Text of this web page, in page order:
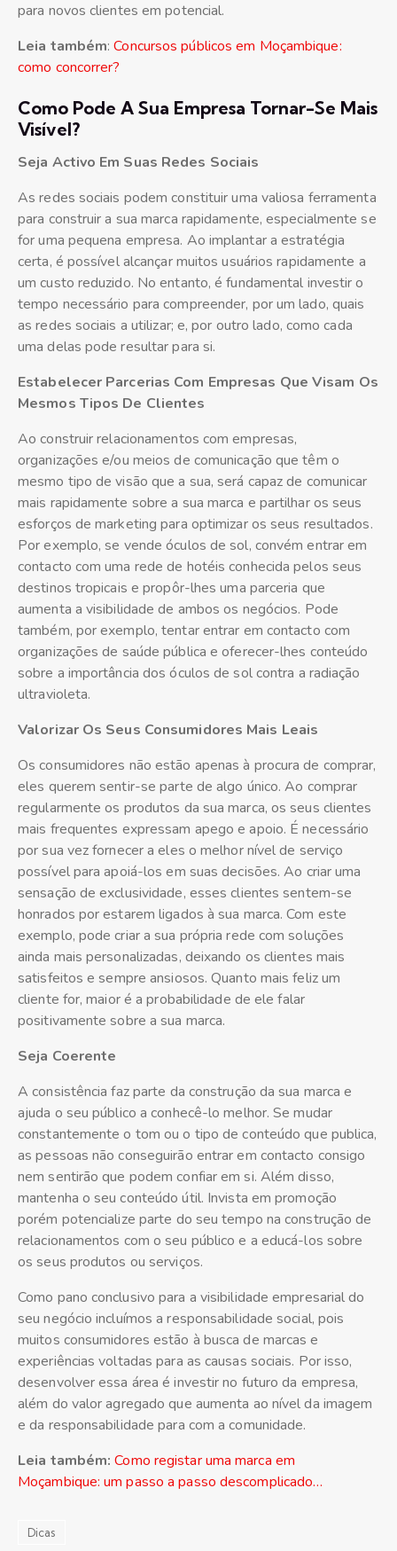
para novos clientes em potencial.
Leia também:Concursos públicos em Moçambique:
como concorrer?
Como Pode A Sua Empresa Tornar-Se Mais
Visível?
Seja Activo Em Suas Redes Sociais
As redes sociais podem constituir uma valiosa ferramenta
para construir a sua marca rapidamente, especialmente se
for uma pequena empresa. Ao implantar a estratégia
certa, é possível alcançar muitos usuários rapidamente a
um custo reduzido. No entanto, é fundamental investir o
tempo necessário para compreender, por um lado, quais
as redes sociais a utilizar; e, por outro lado, como cada
uma delas pode resultar para si.
Estabelecer Parcerias Com Empresas Que Visam Os
Mesmos Tipos De Clientes
Ao construir relacionamentos com empresas,
organizações e/ou meios de comunicação que têm o
mesmo tipo de visão que a sua, será capaz de comunicar
mais rapidamente sobre a sua marca e partilhar os seus
esforços de marketing para optimizar os seus resultados.
Por exemplo, se vende óculos de sol, convém entrar em
contacto com uma rede de hotéis conhecida pelos seus
destinos tropicais e propôr-lhes uma parceria que
aumenta a visibilidade de ambos os negócios. Pode
também, por exemplo, tentar entrar em contacto com
organizações de saúde pública e oferecer-lhes conteúdo
sobre a importância dos óculos de sol contra a radiação
ultravioleta.
Valorizar Os Seus Consumidores Mais Leais
Os consumidores não estão apenas à procura de comprar,
eles querem sentir-se parte de algo único. Ao comprar
regularmente os produtos da sua marca, os seus clientes
mais frequentes expressam apego e apoio. É necessário
por sua vez fornecer a eles o melhor nível de serviço
possível para apoiá-los em suas decisões. Ao criar uma
sensação de exclusividade, esses clientes sentem-se
honrados por estarem ligados à sua marca. Com este
exemplo, pode criar a sua própria rede com soluções
ainda mais personalizadas, deixando os clientes mais
satisfeitos e sempre ansiosos. Quanto mais feliz um
cliente for, maior é a probabilidade de ele falar
positivamente sobre a sua marca.
Seja Coerente
A consistência faz parte da construção da sua marca e
ajuda o seu público a conhecê-lo melhor. Se mudar
constantemente o tom ou o tipo de conteúdo que publica,
as pessoas não conseguirão entrar em contacto consigo
nem sentirão que podem confiar em si. Além disso,
mantenha o seu conteúdo útil. Invista em promoção
porém potencialize parte do seu tempo na construção de
relacionamentos com o seu público e a educá-los sobre
os seus produtos ou serviços.
Como pano conclusivo para a visibilidade empresarial do
seu negócio incluímos a responsabilidade social, pois
muitos consumidores estão à busca de marcas e
experiências voltadas para as causas sociais. Por isso,
desenvolver essa área é investir no futuro da empresa,
além do valor agregado que aumenta ao nível da imagem
e da responsabilidade para com a comunidade.
Leia também:Como registar uma marca em
Moçambique: um passo a passo descomplicado…
Dicas